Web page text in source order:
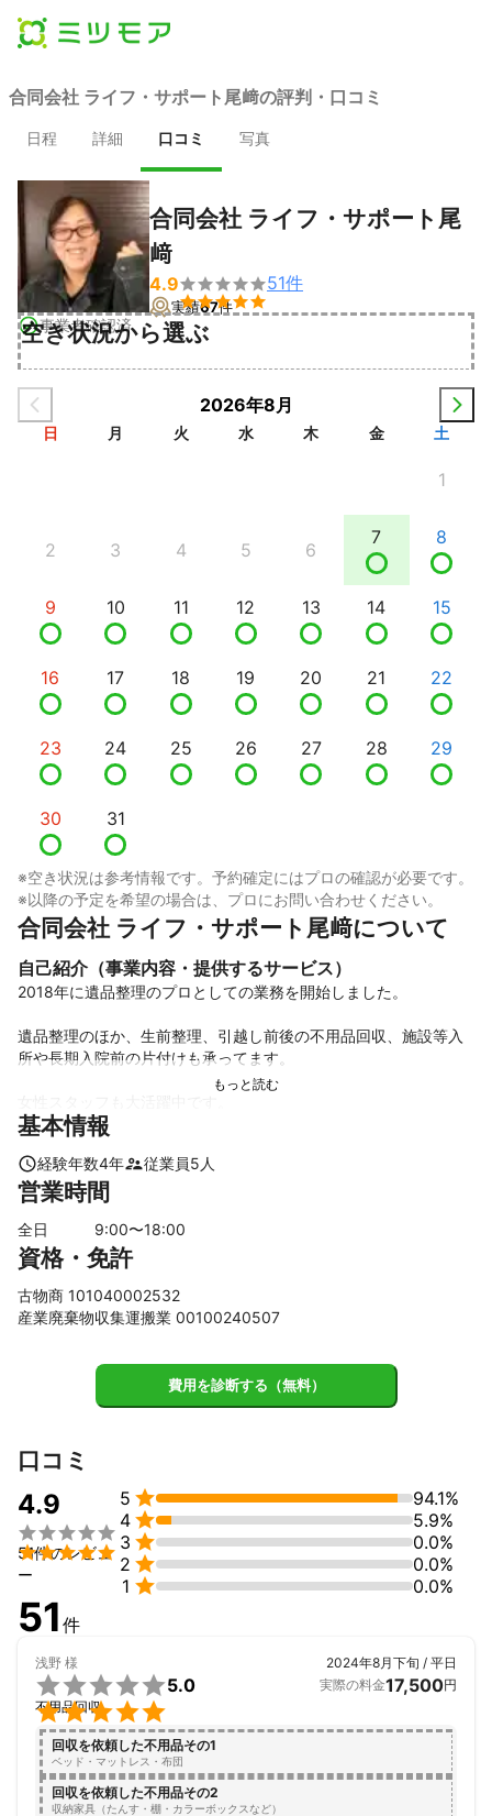
合同会社 ライフ・サポート尾﨑の評判・口コミ
日程 詳細 口コミ 写真
事業者確認済
合同会社 ライフ・サポート尾
﨑
4.9

51件
実績67件
空き状況から選ぶ
2026年8月
日 月 火 水 木 金 土
1
2 3 4 5 6
7 8
9 10 11 12 13 14 15
16 17 18 19 20 21 22
23 24 25 26 27 28 29
30 31
※空き状況は参考情報です。予約確定にはプロの確認が必要です。
※以降の予定を希望の場合は、プロにお問い合わせください。
合同会社 ライフ・サポート尾﨑について
自己紹介（事業内容・提供するサービス）
2018年に遺品整理のプロとしての業務を開始しました。
遺品整理のほか、生前整理、引越し前後の不用品回収、施設等入
所や長期入院前の片付けも承ってます。
基本情報
経験年数4年 従業員5 人
営業時間
全日 9:00〜18:00
資格・免許
古物商 101040002532
産業廃棄物収集運搬業 00100240507
費用を診断する（無料）
口コミ
4.9


51件のレビュ
ー
5 
94.1%
4 
5.9%
3 
0.0%
2 
0.0%
1  0.0%
51 件
浅野 様


5.0
不用品回収
2024年8月下旬 / 平日
実際の料金17,500円
回収を依頼した不用品その1
ベッド・マットレス・布団
回収を依頼した不用品その2
収納家具（たんす・棚・カラーボックスなど）